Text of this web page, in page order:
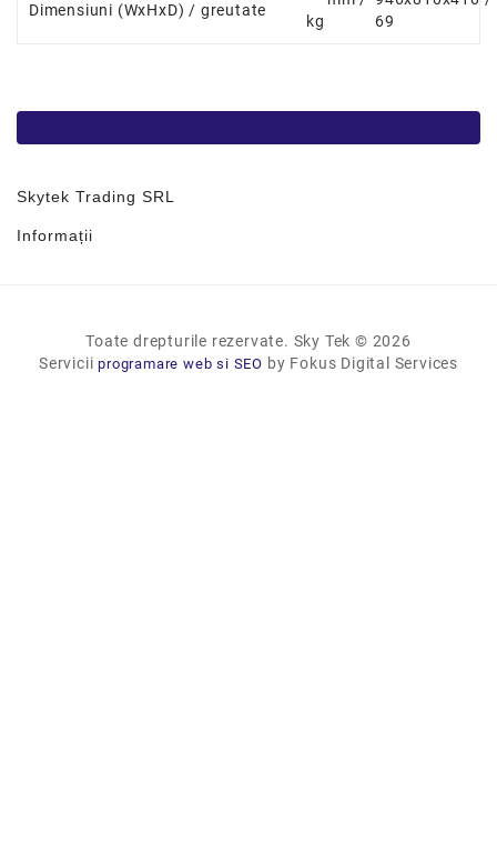
Dimensiuni (WxHxD) / greutate
kg
69
Skytek Trading SRL
Informații
Toate drepturile rezervate. Sky Tek © 2026
Serviciiprogramare web si SEO by Fokus Digital Services